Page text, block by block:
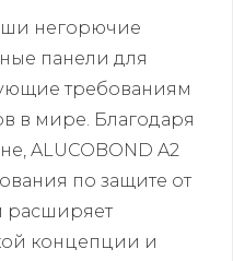
негорючие
панели для
требованиям
в мире. Благодаря
ALUCOBOND A2
по защите от
расширяет
концепции и